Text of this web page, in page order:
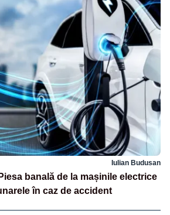
Iulian Budusan
banală de la mașinile electrice
în caz de accident